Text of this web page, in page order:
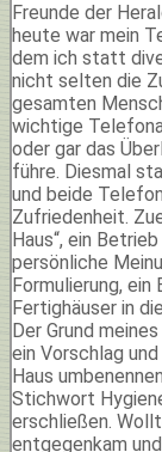
Freunde der
heute war mein
dem ich statt
nicht selten die
gesamten
wichtige
oder gar das
führe. Diesmal
und beide
Zufriedenheit.
Haus“, ein
persönliche
Formulierung,
Fertighäuser in
Der Grund
ein Vorschlag
Haus
Stichwort
erschließen.
entgegenkam